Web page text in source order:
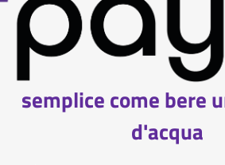
semplice come bere
d'acqua